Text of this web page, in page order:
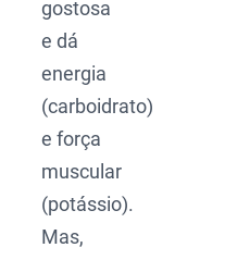
gostosa
e dá
energia
(carboidrato)
e força
muscular
(potássio).
Mas,